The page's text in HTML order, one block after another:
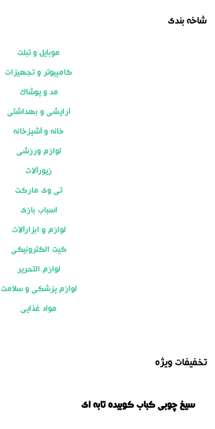
شاخه بندی
موبایل و تبلت
کامپیوتر و تجهیزات
مد و پوشاک
آرایشی و بهداشتی
خانه و آشپزخانه
لوازم ورزشی
زیورآلات
تی وی مارکت
اسباب بازی
لوازم و ابزارآلات
کیت الکترونیکی
لوازم التحریر
لوازم پزشکی و سلامت
مواد غذایی
تخفیفات ویژه
سیخ چوبی کباب کوبیده تابه ای